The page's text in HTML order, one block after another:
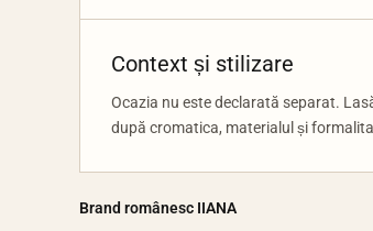
Context și stilizare
Ocazia nu este declarată separat.
după cromatica, materialul și
Brand românesc IIANA